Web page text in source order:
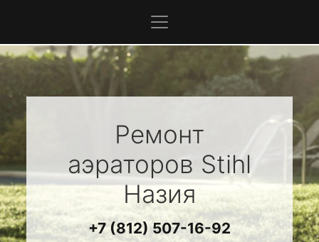
Ремонт
аэраторов Stihl
Назия
+7 (812) 507-16-92